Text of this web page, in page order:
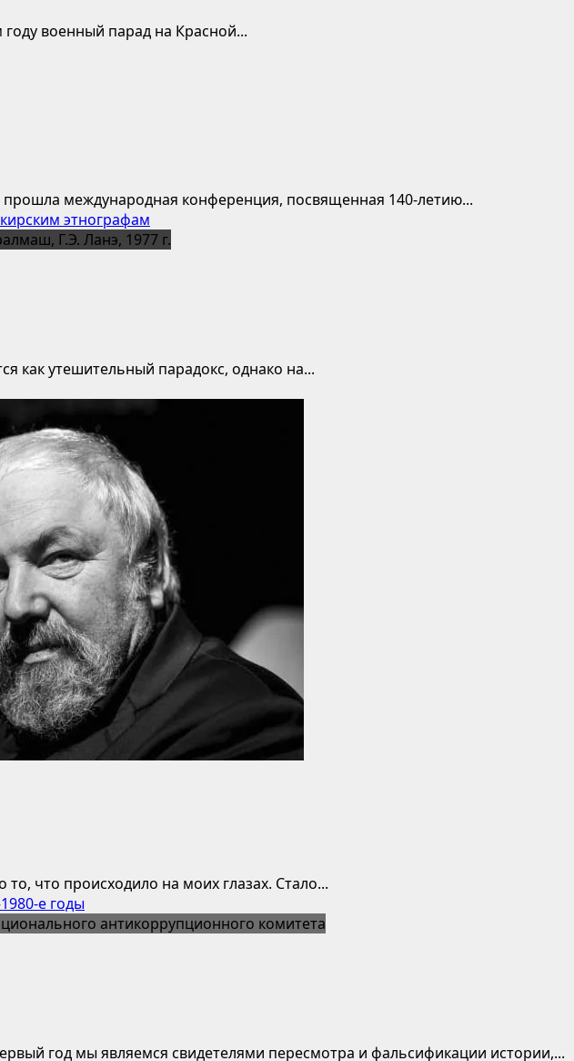
военный парад на Красной...
прошла международная конференция, посвященная 140-летию...
этнографам
как утешительный парадокс, однако на...
что происходило на моих глазах. Стало...
е годы
год мы являемся свидетелями пересмотра и фальсификации истории,...